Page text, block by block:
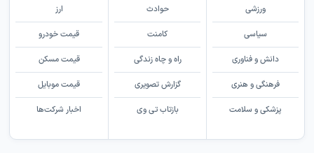
ورزشی
سیاسی
دانش و فناوری
فرهنگی و هنری
پزشکی و سلامت
حوادث
کامنت
راه و چاه زندگی
گزارش تصویری
بازتاب تی وی
ارز
قیمت خودرو
قیمت مسکن
قیمت موبایل
اخبار شرکت‌ها